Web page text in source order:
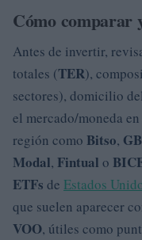
Cómo comparar
Antes de invertir,
totales (TER),
sectores), domicilio
el mercado/moneda
región como Bitso,
Modal, Fintual o
ETFs de Estados
que suelen aparecer
VOO, útiles como